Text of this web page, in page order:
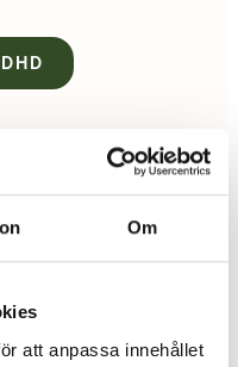
Om
att anpassa innehållet
den är utprövad via